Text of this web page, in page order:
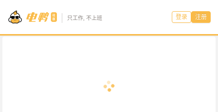
只工作, 不上班 登录 注册